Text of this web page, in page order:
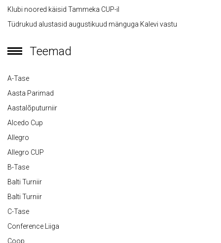
Klubi noored käisid Tammeka CUP-il
Tüdrukud alustasid augustikuud mänguga Kalevi vastu
Teemad
A-Tase
Aasta Parimad
Aastalõputurniir
Alcedo Cup
Allegro
Allegro CUP
B-Tase
Balti Turniir
Balti Turniir
C-Tase
Conference Liiga
Coop